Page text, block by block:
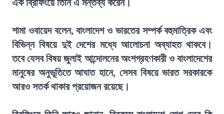
এক ব্রিফিংয়ে তিনি এ মন্তব্য করেন।
শামা ওবায়েদ বলেন, বাংলাদেশ ও ভারতের সম্পর্ক বহুমাত্রিক এবং
বিভিন্ন বিষয়ে দুই দেশের মধ্যে আলোচনা অব্যাহত থাকবে।
তবে যেসব বিষয় জুলাই আন্দোলনের অংশগ্রহণকারী ও বাংলাদেশের
মানুষের অনুভূতিতে আঘাত হানে, সেসব বিষয়ে ভারত সরকারকে
আরও সতর্ক থাকার প্রয়োজন রয়েছে।